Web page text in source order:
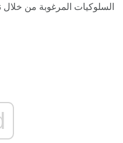
السلوكيات المرغوبة من